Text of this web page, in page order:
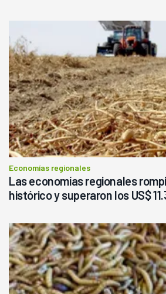
Economías regionales
Las economías regionales
histórico y superaron los US$